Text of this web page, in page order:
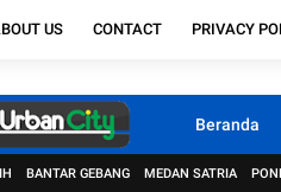
US CONTACT PRIVACY
Beranda
BANTAR GEBANG MEDAN SATRIA